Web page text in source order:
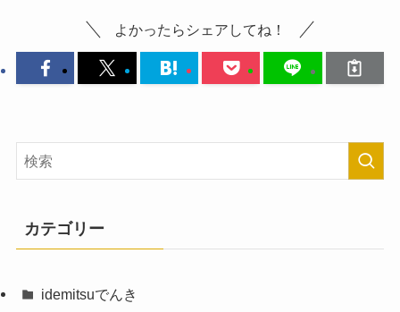
よかったらシェアしてね！
カテゴリー
idemitsuでんき